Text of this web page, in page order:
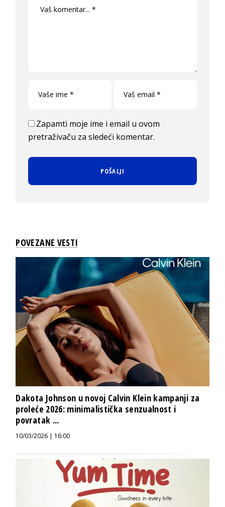
Zapamti moje ime i email u ovom
pretraživaču za sledeći komentar.
POVEZANE VESTI
Dakota Johnson u novoj Calvin Klein kampanji za
proleće 2026: minimalistička senzualnost i
povratak ...
10/03/2026 | 16:00